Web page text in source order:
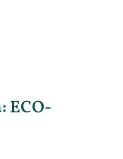
ECO-